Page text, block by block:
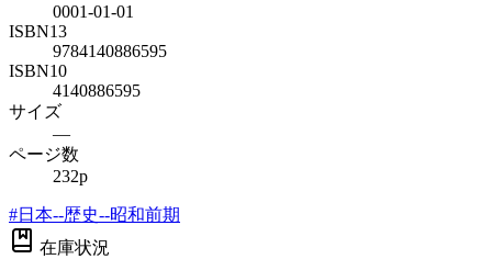
0001-01-01
ISBN13
9784140886595
ISBN10
4140886595
サイズ
—
ページ数
232p
#日本--歴史--昭和前期
在庫状況